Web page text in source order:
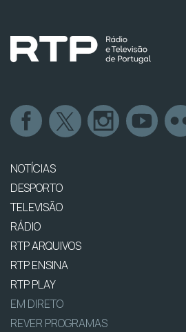
NOTÍCIAS
DESPORTO
TELEVISÃO
RÁDIO
RTP ARQUIVOS
RTP ENSINA
RTP PLAY
EM DIRETO
REVER PROGRAMAS